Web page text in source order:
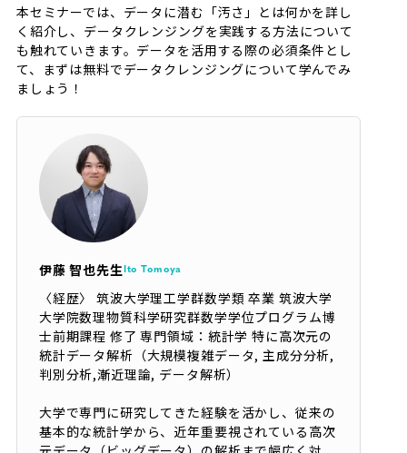
本セミナーでは、データに潜む「汚さ」とは何かを詳し
く紹介し、データクレンジングを実践する方法について
も触れていきます。データを活用する際の必須条件とし
て、まずは無料でデータクレンジングについて学んでみ
ましょう！
伊藤 智也先生 Ito Tomoya
〈経歴〉 筑波大学理工学群数学類 卒業 筑波大学
大学院数理物質科学研究群数学学位プログラム博
士前期課程 修了 専門領域：統計学 特に高次元の
統計データ解析（大規模複雑データ, 主成分分析,
判別分析,漸近理論, データ解析）
大学で専門に研究してきた経験を活かし、従来の
基本的な統計学から、近年重要視されている高次